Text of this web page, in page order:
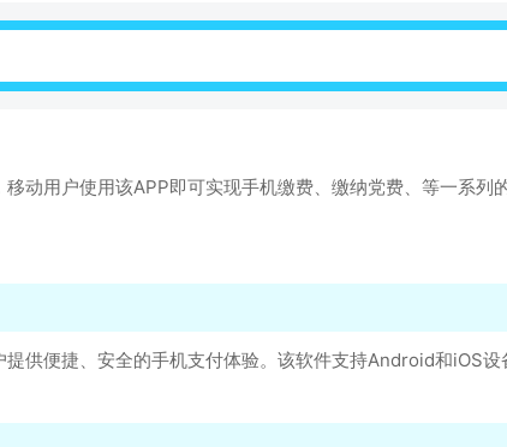
动用户使用该APP即可实现手机缴费、缴纳党费、等一系
供便捷、安全的手机支付体验。该软件支持Android和iOS